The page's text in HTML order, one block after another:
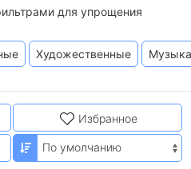
для упрощения
Художественные
Избранное